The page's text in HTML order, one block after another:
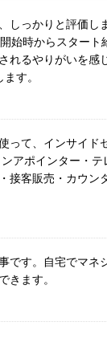
しっかりと評価し
始時からスタート
れるやりがいを感
す。
って、インサイド
アポインター・テ
接客販売・カウン
です。自宅でマネ
きます。